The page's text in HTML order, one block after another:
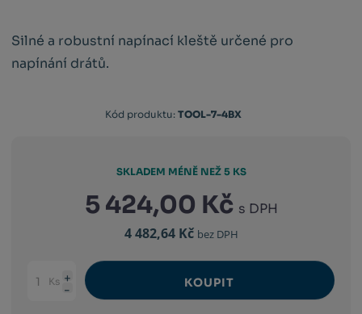
Silné a robustní napínací kleště určené pro
napínání drátů.
Kód produktu: TOOL-7-4BX
5 424,00 Kč s DPH
4 482,64 Kč bez DPH
SKLADEM MÉNĚ NEŽ 5 KS
Změnit
Navýšit
Snížit
Ks KOUPIT